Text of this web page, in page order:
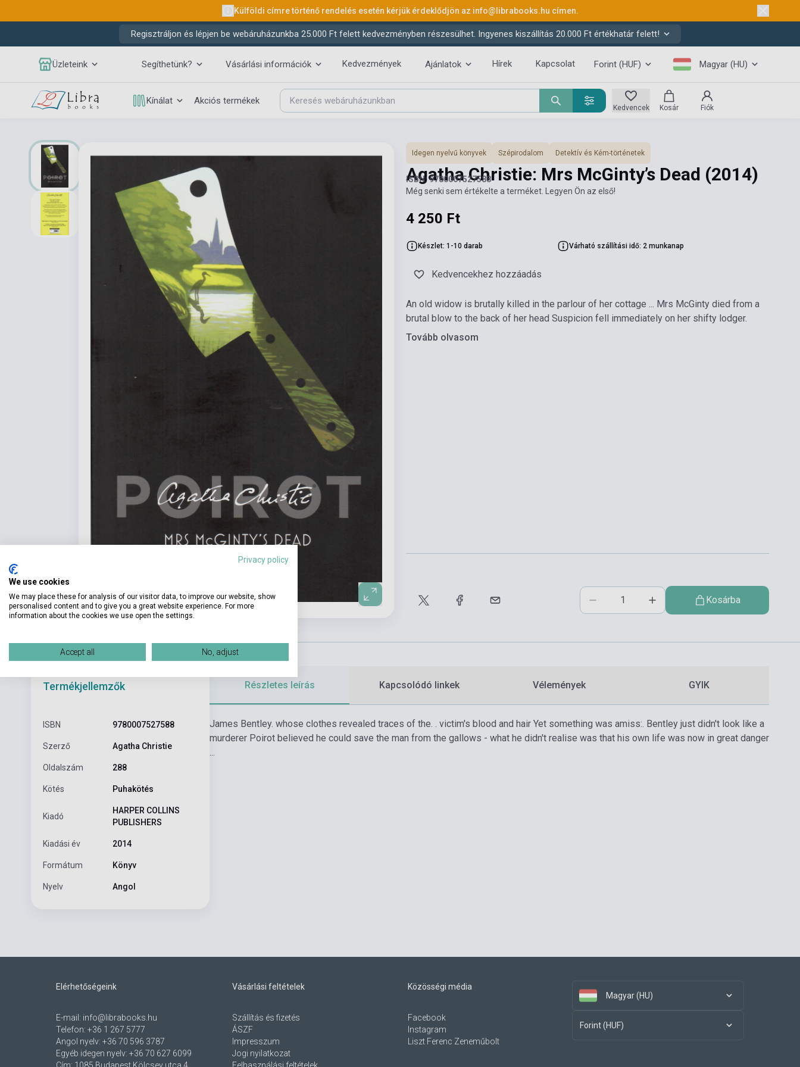
Külföldi címre történő rendelés esetén kérjük érdeklődjön az info@librabooks.hu címen.
Regisztráljon és lépjen be webáruházunkba 25.000 Ft felett kedvezményben részesülhet. Ingyenes kiszállítás 20.000 Ft értékhatár felett!
Üzleteink Segíthetünk? Vásárlási információk Kedvezmények Ajánlatok Hírek Kapcsolat Forint (HUF) Magyar (HU)
Kínálat Akciós termékek
Kedvencek Kosár Fiók
Idegen nyelvű könyvek Szépirodalom Detektív és Kém-történetek
Agatha Christie: Mrs McGinty’s Dead (2014)
ISBN: 9780007527588
Még senki sem értékelte a terméket. Legyen Ön az első!
4 250 Ft
Készlet: 1-10 darab Várható szállítási idő: 2 munkanap
Kedvencekhez hozzáadás
An old widow is brutally killed in the parlour of her cottage ... Mrs McGinty died from a
brutal blow to the back of her head Suspicion fell immediately on her shifty lodger.
Tovább olvasom
Kosárba
Termékjellemzők
ISBN 9780007527588
Szerző Agatha Christie
Oldalszám 288
Kötés Puhakötés
Kiadó
HARPER COLLINS
PUBLISHERS
Kiadási év 2014
Formátum Könyv
Nyelv Angol
Részletes leírás Kapcsolódó linkek Vélemények GYIK
James Bentley. whose clothes revealed traces of the. . victim's blood and hair Yet something was amiss:. Bentley just didn't look like a
murderer Poirot believed he could save the man from the gallows - what he didn't realise was that his own life was now in great danger
...
Elérhetőségeink
E-mail: info@librabooks.hu
Telefon: +36 1 267 5777
Angol nyelv: +36 70 596 3787
Egyéb idegen nyelv: +36 70 627 6099
Vásárlási feltételek
Szállítás és fizetés
ÁSZF
Impresszum
Jogi nyilatkozat
Közösségi média
Facebook
Instagram
Liszt Ferenc Zeneműbolt
Magyar (HU)
Forint (HUF)
Privacy policy
We use cookies
We may place these for analysis of our visitor data, to improve our website, show
personalised content and to give you a great website experience. For more
information about the cookies we use open the settings.
Accept all No, adjust